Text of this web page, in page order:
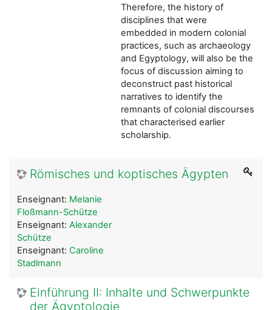
Therefore, the history of
disciplines that were
embedded in modern colonial
practices, such as archaeology
and Egyptology, will also be the
focus of discussion aiming to
deconstruct past historical
narratives to identify the
remnants of colonial discourses
that characterised earlier
scholarship.
Römisches und koptisches Ägypten
Enseignant: Melanie
Floßmann-Schütze
Enseignant: Alexander
Schütze
Enseignant: Caroline
Stadlmann
Einführung II: Inhalte und Schwerpunkte
der Ägyptologie